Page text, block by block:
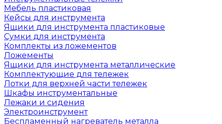
Мебель пластиковая
Кейсы для инструмента
Ящики для инструмента пластиковые
Сумки для инструмента
Комплекты из ложементов
Ложементы
Ящики для инструмента металлические
Комплектующие для тележек
Лотки для верхней части тележек
Шкафы инструментальные
Лежаки и сидения
Электроинструмент
Беспламенный нагреватель металла